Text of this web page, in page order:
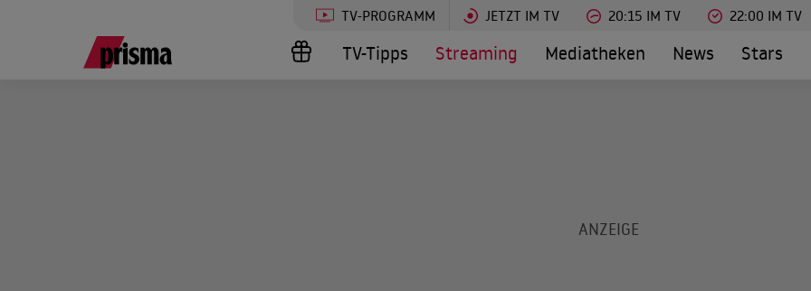
TV-PROGRAMM JETZT IM TV 20:15 IM TV 22:00 IM TV
TV-Tipps Streaming Mediatheken News Stars